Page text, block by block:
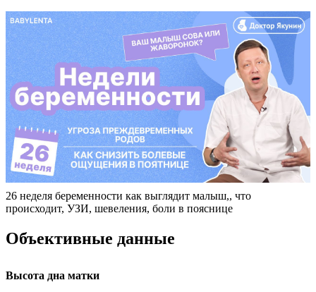
26 неделя беременности как выглядит малыш,, что
происходит, УЗИ, шевеления, боли в пояснице
Объективные данные
Высота дна матки